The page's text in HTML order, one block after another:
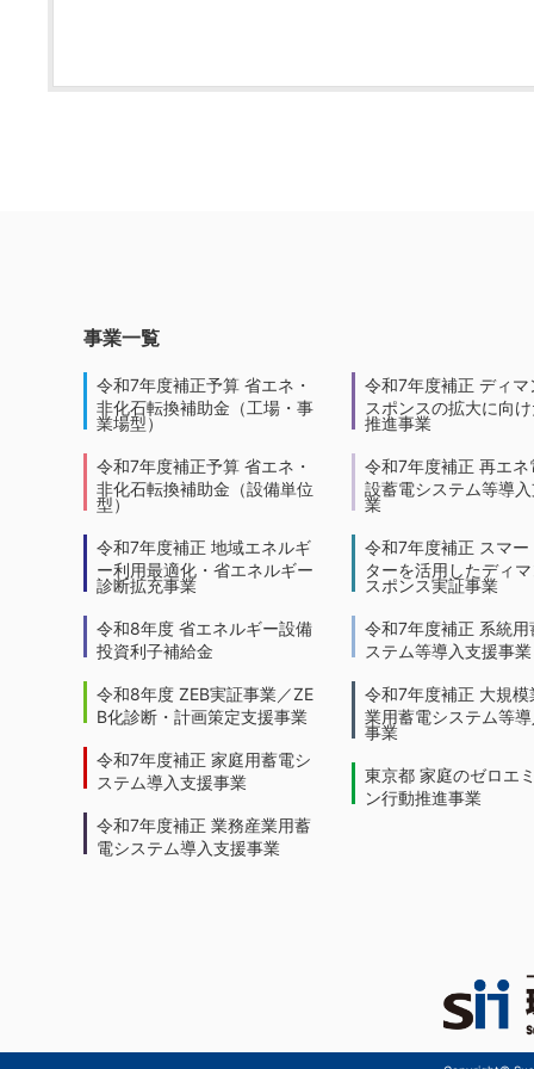
事業一覧
令和7年度補正予算 省エネ・
非化石転換補助金（工場・事
業場型）
令和7年度補正予算 省エネ・
非化石転換補助金（設備単位
型）
令和7年度補正 地域エネルギ
ー利用最適化・省エネルギー
診断拡充事業
令和8年度 省エネルギー設備
投資利子補給金
令和8年度 ZEB実証事業／ZE
B化診断・計画策定支援事業
令和7年度補正 家庭用蓄電シ
ステム導入支援事業
令和7年度補正 業務産業用蓄
電システム導入支援事業
令和7年度補正 ディマ
スポンスの拡大に向
推進事業
令和7年度補正 再エネ
設蓄電システム等導
業
令和7年度補正 スマー
ターを活用したディ
スポンス実証事業
令和7年度補正 系統用
ステム等導入支援事業
令和7年度補正 大規模
業用蓄電システム等
事業
東京都 家庭のゼロエ
ン行動推進事業